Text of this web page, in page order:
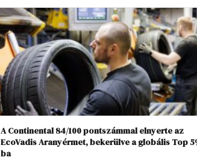
A Continental 84/100 pontszámmal elnyerte az
EcoVadis Aranyérmet, bekerülve a globális Top
ba